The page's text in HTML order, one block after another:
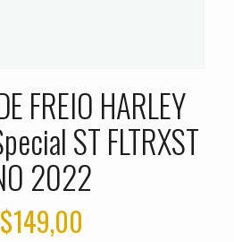
FREIO HARLEY
ST FLTRXST
2022
149,00